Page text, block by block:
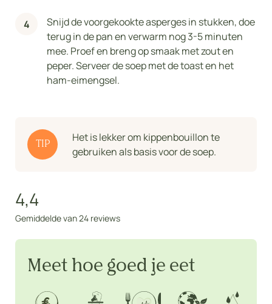
Snijd de voorgekookte asperges in stukken, doe
terug in de pan en verwarm nog 3-5 minuten
mee. Proef en breng op smaak met zout en
peper. Serveer de soep met de toast en het
ham-eimengsel.
TIP
Het is lekker om kippenbouillon te
gebruiken als basis voor de soep.
4,4
Gemiddelde van 24 reviews
Meet hoe goed je eet